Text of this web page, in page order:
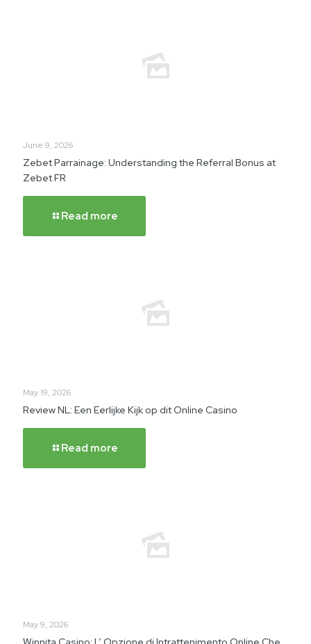
June 9, 2026
Zebet Parrainage: Understanding the Referral Bonus at
Zebet FR
Read more
May 19, 2026
Review NL: Een Eerlijke Kijk op dit Online Casino
Read more
May 9, 2026